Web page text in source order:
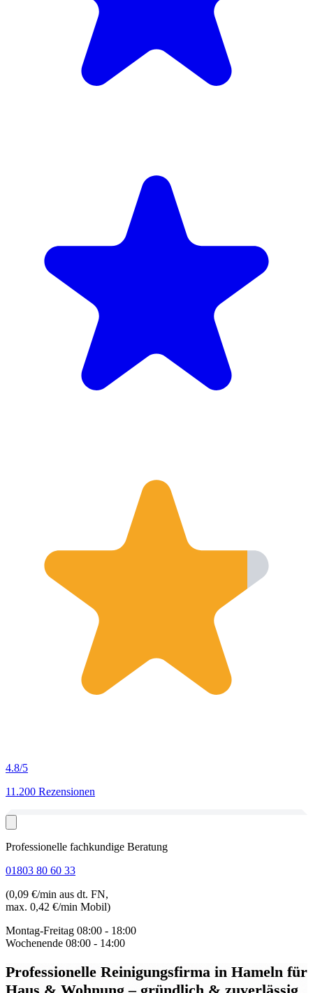
4.8/5
11.200 Rezensionen
Professionelle fachkundige Beratung
01803 80 60 33
(0,09 €/min aus dt. FN,
max. 0,42 €/min Mobil)
Montag-Freitag 08:00 - 18:00
Wochenende 08:00 - 14:00
Professionelle Reinigungsfirma in Hameln für